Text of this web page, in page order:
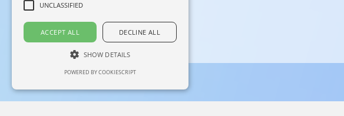
UNCLASSIFIED
ACCEPT ALL DECLINE ALL
SHOW DETAILS
POWERED BY COOKIESCRIPT